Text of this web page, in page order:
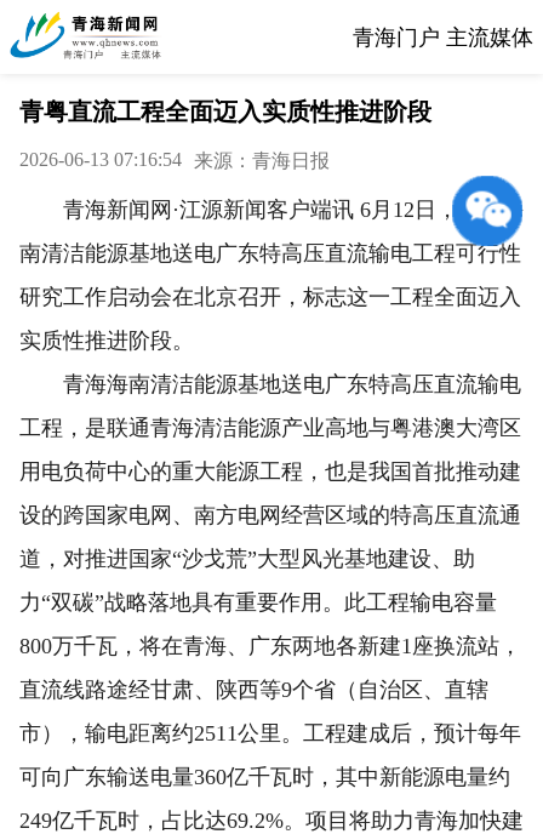
青海门户 主流媒体
青粤直流工程全面迈入实质性推进阶段
2026-06-13 07:16:54 来源：青海日报
青海新闻网·江源新闻客户端讯 6月12日，青海海
南清洁能源基地送电广东特高压直流输电工程可行性
研究工作启动会在北京召开，标志这一工程全面迈入
实质性推进阶段。
青海海南清洁能源基地送电广东特高压直流输电
工程，是联通青海清洁能源产业高地与粤港澳大湾区
用电负荷中心的重大能源工程，也是我国首批推动建
设的跨国家电网、南方电网经营区域的特高压直流通
道，对推进国家“沙戈荒”大型风光基地建设、助
力“双碳”战略落地具有重要作用。此工程输电容量
800万千瓦，将在青海、广东两地各新建1座换流站，
直流线路途经甘肃、陕西等9个省（自治区、直辖
市），输电距离约2511公里。工程建成后，预计每年
可向广东输送电量360亿千瓦时，其中新能源电量约
249亿千瓦时，占比达69.2%。项目将助力青海加快建